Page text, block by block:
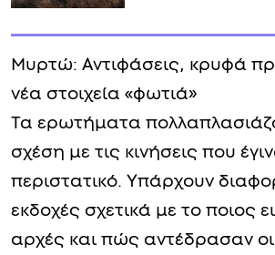
Μυρτώ: Αντιφάσεις, κρυφά
νέα στοιχεία «φωτιά»
Τα ερωτήματα
σχέση με τις κινήσεις που
περιστατικό. Υπάρχουν
εκδοχές σχετικά με το ποιος
αρχές και πώς αντέδρασαν